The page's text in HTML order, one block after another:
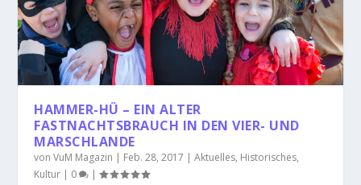
HAMMER-HÜ – EIN ALTER
FASTNACHTSBRAUCH IN DEN VIER- UND
MARSCHLANDE
vonVuM Magazin | Feb. 28, 2017 |Aktuelles, Historisches,
Kultur | 0 |